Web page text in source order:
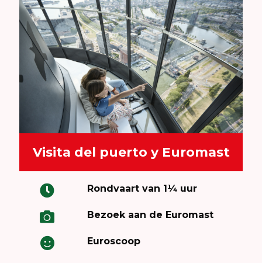
Visita del puerto y Euromast
Rondvaart van 1¼ uur
Bezoek aan de Euromast
Euroscoop